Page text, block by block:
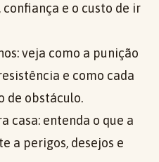
e o custo de ir
veja como a punição
e como cada
de obstáculo.
casa: entenda o que a
a perigos, desejos e